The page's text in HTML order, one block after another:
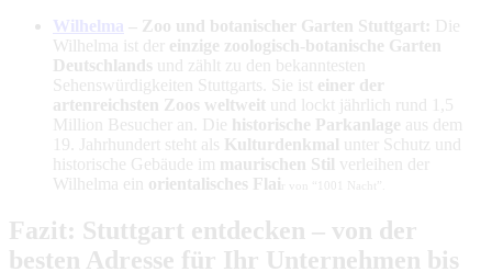
Wilhelma – Zoo und botanischer Garten Stuttgart: Die
Wilhelma ist der einzige zoologisch-botanische Garten
Deutschlands und zählt zu den bekanntesten
Sehenswürdigkeiten Stuttgarts. Sie ist einer der
artenreichsten Zoos weltweit und lockt jährlich rund 1,5
Million Besucher an. Die historische Parkanlage aus dem
19. Jahrhundert steht als Kulturdenkmal unter Schutz und
historische Gebäude im maurischen Stil verleihen der
Wilhelma ein orientalisches Flai r von “1001 Nacht”.
Fazit: Stuttgart entdecken – von der
besten Adresse für Ihr Unternehmen bis